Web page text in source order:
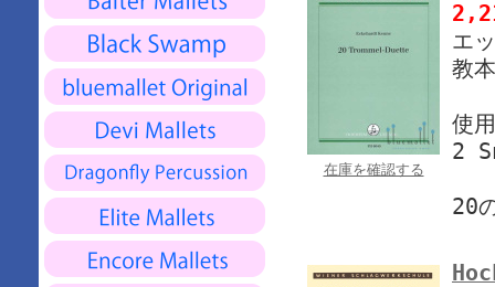
在庫を確認する
エ
教
使
2
20